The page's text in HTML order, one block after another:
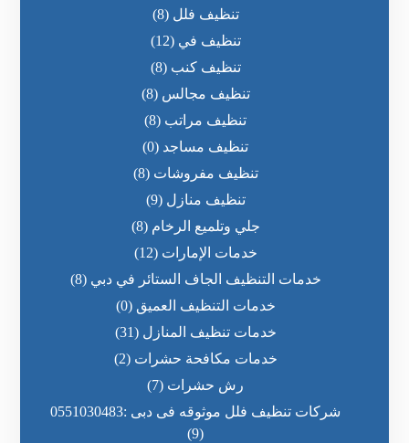
تنظيف فلل (8)
تنظيف في (12)
تنظيف كنب (8)
تنظيف مجالس (8)
تنظيف مراتب (8)
تنظيف مساجد (0)
تنظيف مفروشات (8)
تنظيف منازل (9)
جلي وتلميع الرخام (8)
خدمات الإمارات (12)
خدمات التنظيف الجاف الستائر في دبي (8)
خدمات التنظيف العميق (0)
خدمات تنظيف المنازل (31)
خدمات مكافحة حشرات (2)
رش حشرات (7)
شركات تنظيف فلل موثوقه فى دبى :0551030483
(9)